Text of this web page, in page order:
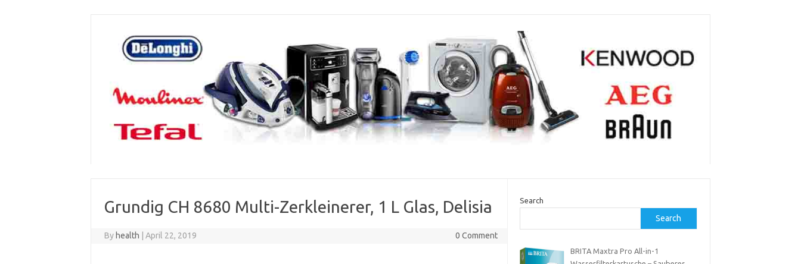
Grundig CH 8680 Multi-Zerkleinerer, 1 L Glas, Delisia
By health April 22, 2019 0 Comment
Search
Search
BRITA Maxtra Pro All-in-1